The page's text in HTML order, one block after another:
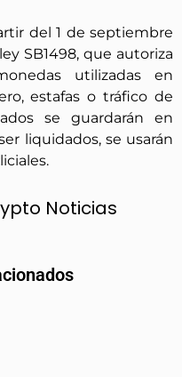
del 1 de septiembre
SB1498, que autoriza
utilizadas en
estafas o tráfico de
se guardarán en
liquidados, se usarán
Noticias